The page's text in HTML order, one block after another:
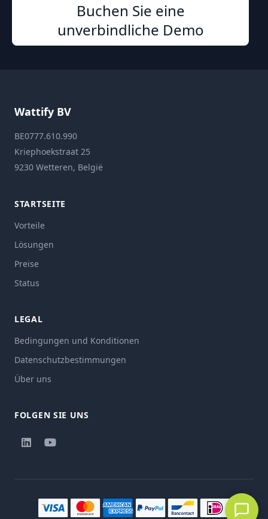
Buchen Sie eine
unverbindliche Demo
Wattify BV
BE0777.610.990
Kriephoekstraat 25
9230 Wetteren, België
STARTSEITE
Vorteile
Lösungen
Preise
Status
LEGAL
Bedingungen und Konditionen
Datenschutzbestimmungen
Über uns
FOLGEN SIE UNS